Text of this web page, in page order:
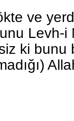
ve
Levh-i
ki bunu